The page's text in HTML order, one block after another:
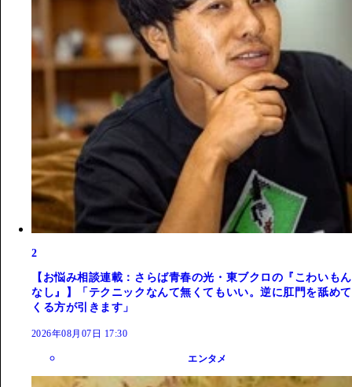
2
【お悩み相談連載：さらば青春の光・東ブクロの『こわいもん
なし』】「テクニックなんて無くてもいい。逆に肛門を舐めて
くる方が引きます」
2026年08月07日 17:30
エンタメ